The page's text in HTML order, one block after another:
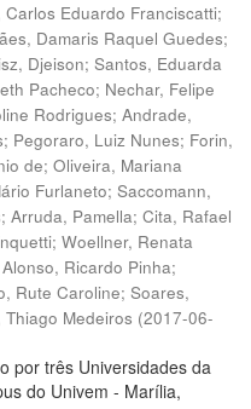
Carlos Eduardo Franciscatti;
Damaris Raquel Guedes;
Djeison; Santos, Eduarda
Pacheco; Nechar, Felipe
Rodrigues; Andrade,
; Pegoraro, Luiz Nunes; Forin,
de; Oliveira, Mariana
Furlaneto; Saccomann,
; Arruda, Pamella; Cita, Rafael
; Woellner, Renata
Alonso, Ricardo Pinha;
Rute Caroline; Soares,
Thiago Medeiros (2017-06-
por três Universidades da
do Univem - Marília,